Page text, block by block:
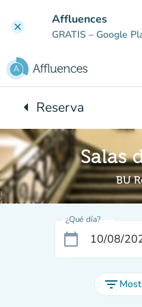
clear Affluences
GRATIS – Google
arrow_leftVuelta:
Reserva
Salas
BU
¿Qué día?
calendar_today
filter_list